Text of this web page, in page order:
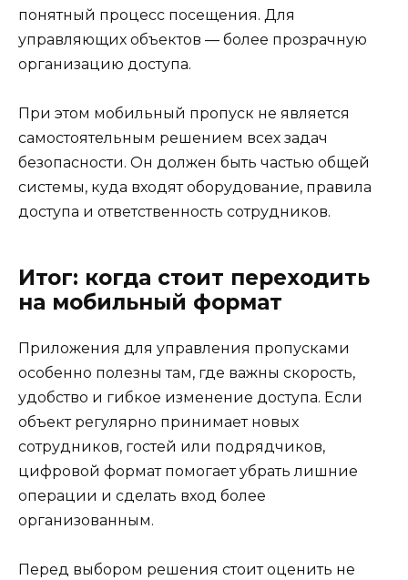
понятный процесс посещения. Для
управляющих объектов — более прозрачную
организацию доступа.
При этом мобильный пропуск не является
самостоятельным решением всех задач
безопасности. Он должен быть частью общей
системы, куда входят оборудование, правила
доступа и ответственность сотрудников.
Итог: когда стоит переходить
на мобильный формат
Приложения для управления пропусками
особенно полезны там, где важны скорость,
удобство и гибкое изменение доступа. Если
объект регулярно принимает новых
сотрудников, гостей или подрядчиков,
цифровой формат помогает убрать лишние
операции и сделать вход более
организованным.
Перед выбором решения стоит оценить не